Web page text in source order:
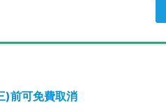
)前可免費取消